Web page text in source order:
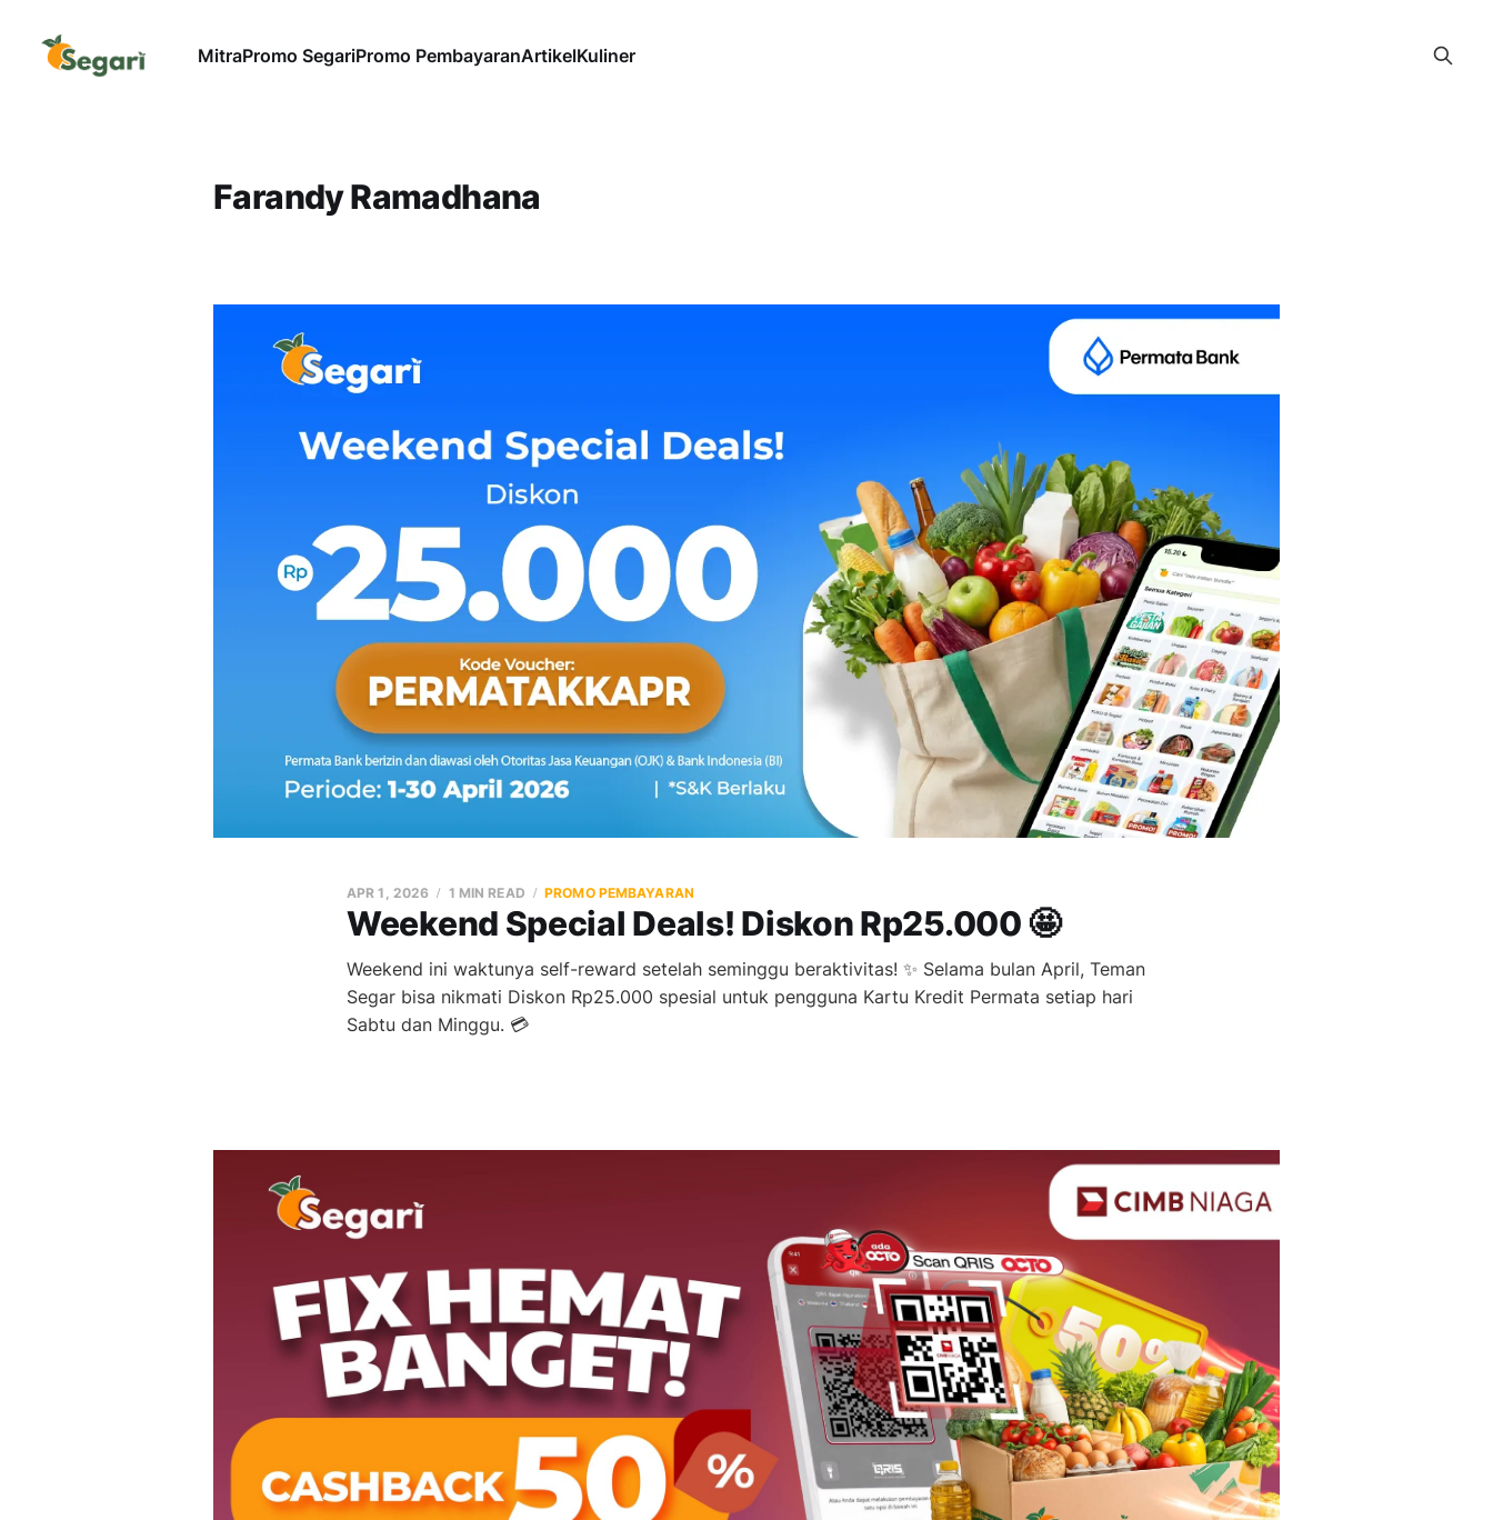
MitraPromo SegariPromo PembayaranArtikelKuliner
Farandy Ramadhana
Weekend Special Deals! Diskon Rp25.000 🤩
APR 1, 2026 1 MIN READ PROMO PEMBAYARAN
Weekend ini waktunya self-reward setelah seminggu beraktivitas! ✨ Selama bulan April, Teman
Segar bisa nikmati Diskon Rp25.000 spesial untuk pengguna Kartu Kredit Permata setiap hari
Sabtu dan Minggu. 💳